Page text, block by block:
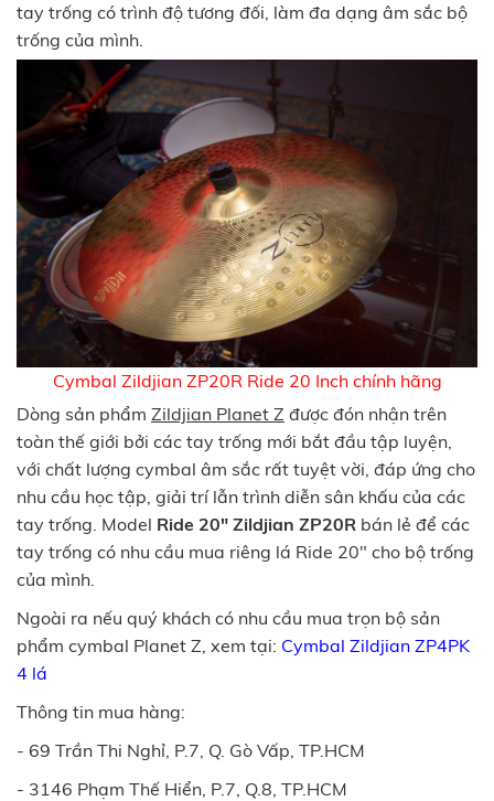
tay trống có trình độ tương đối, làm đa dạng âm sắc bộ
trống của mình.
Cymbal Zildjian ZP20R Ride 20 Inch chính hãng
Dòng sản phẩm Zildjian Planet Z được đón nhận trên
toàn thế giới bởi các tay trống mới bắt đầu tập luyện,
với chất lượng cymbal âm sắc rất tuyệt vời, đáp ứng cho
nhu cầu học tập, giải trí lẫn trình diễn sân khấu của các
tay trống. Model Ride 20" Zildjian ZP20R bán lẻ để các
tay trống có nhu cầu mua riêng lá Ride 20" cho bộ trống
của mình.
Ngoài ra nếu quý khách có nhu cầu mua trọn bộ sản
phẩm cymbal Planet Z, xem tại: Cymbal Zildjian ZP4PK
4 lá
Thông tin mua hàng:
- 69 Trần Thi Nghỉ, P.7, Q. Gò Vấp, TP.HCM
- 3146 Phạm Thế Hiển, P.7, Q.8, TP.HCM